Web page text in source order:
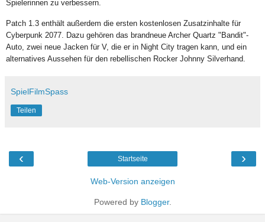
Spielerinnen zu verbessern.
Patch 1.3 enthält außerdem die ersten kostenlosen Zusatzinhalte für
Cyberpunk 2077. Dazu gehören das brandneue Archer Quartz "Bandit"-
Auto, zwei neue Jacken für V, die er in Night City tragen kann, und ein
alternatives Aussehen für den rebellischen Rocker Johnny Silverhand.
SpielFilmSpass
Teilen
‹ ›
Startseite
Web-Version anzeigen
Powered by Blogger.